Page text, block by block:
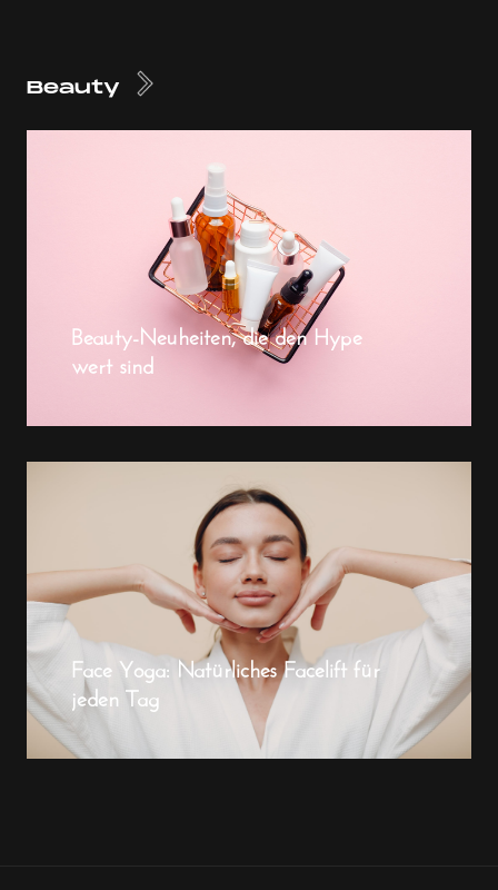
Beauty
Beauty-Neuheiten, die den Hype
wert sind
Face Yoga: Natürliches Facelift für
jeden Tag